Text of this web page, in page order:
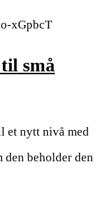
xGpbcT
små
et nytt nivå med
beholder den